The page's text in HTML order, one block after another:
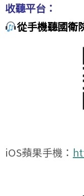
收聽平台：
從手機聽國衛
iOS蘋果手機：